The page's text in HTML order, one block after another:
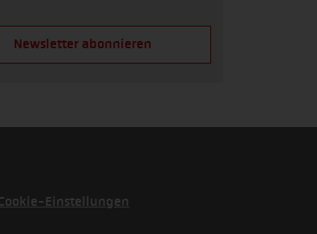
Newsletter abonnieren
Einstellungen